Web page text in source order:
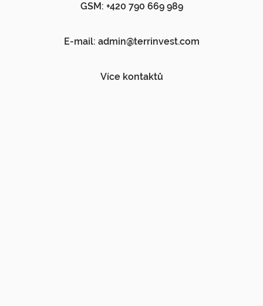
GSM: +420 790 669 989
E-mail: admin@terrinvest.com
Více kontaktů